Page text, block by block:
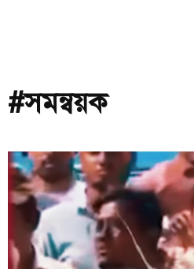
#সমন্বয়ক